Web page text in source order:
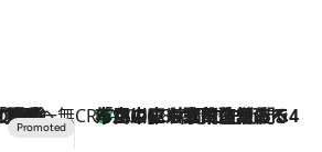
が待つ場所へ
温泉 トンボの湯」で体験 CREA'S CHOICE
2026.8.7
「立川にも歌舞伎があるんだよ」 片岡仁左衛門・市川中車ら豪華座組みで4年目の立川立飛歌舞伎へ